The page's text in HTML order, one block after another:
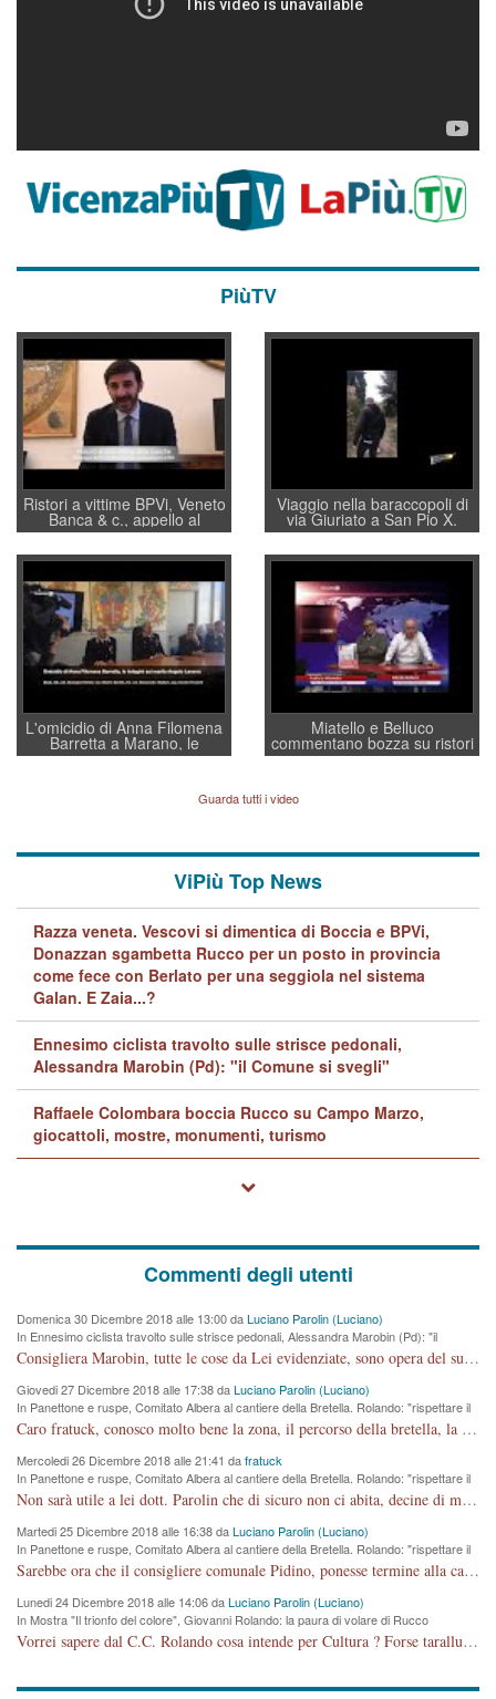
PiùTV
Ristori a vittime BPVi, Veneto
Banca & c., appello al
sottosegretario Alessio
Villarosa: per mettere ordine
convochi con Di Maio CNCU
a supporto della cabina di
regia al Mef
Viaggio nella baraccopoli di
via Giuriato a San Pio X.
Vicenza ai Vicentini: “faremo
un regalo di Natale ai
residenti”
L'omicidio di Anna Filomena
Barretta a Marano, le
indagini dei carabinieri di
quelle di... Barbara D'Urso
Miatello e Belluco
commentano bozza su ristori
BPVi e Veneto Banca
Guarda tutti i video
ViPiù Top News
Razza veneta. Vescovi si dimentica di Boccia e BPVi,
Donazzan sgambetta Rucco per un posto in provincia
come fece con Berlato per una seggiola nel sistema
Galan. E Zaia...?
Ennesimo ciclista travolto sulle strisce pedonali,
Alessandra Marobin (Pd): "il Comune si svegli"
Raffaele Colombara boccia Rucco su Campo Marzo,
giocattoli, mostre, monumenti, turismo
Commenti degli utenti
Domenica 30 Dicembre 2018 alle 13:00 daLuciano Parolin (Luciano)
In Ennesimo ciclista travolto sulle strisce pedonali, Alessandra Marobin (Pd): "il
Comune si svegli"
Consigliera Marobin, tutte le cose da Lei evidenziate, sono opera del suo ex Assessore e compagno di Partito Antonio Marco Dalla Pozza Assessore alla "progettazione" di piste ciclabili e altre porcherie. A lui manderei il conto da saldare per incidenti e danni alle persone. E' ora che "finiamola." Avete perso rassegnatevi. qui IL SINDACO RUCCO NON C'ENTRA PER NIENTE. CAPITO!!!!!!!! Amen.
Giovedi 27 Dicembre 2018 alle 17:38 daLuciano Parolin (Luciano)
In Panettone e ruspe, Comitato Albera al cantiere della Bretella. Rolando: "rispettare il
cronoprogramma"
Caro fratuck, conosco molto bene la zona, il percorso della bretella, la situazione dei cittadini, abito in Viale Trento. A partire dal 2003 ho partecipato al Comitato di Maddalene pro bretella, e a riunioni propositive per apportare modifiche al progetto. Numerose mie foto del territorio sono arrivate a Roma, altri miei interventi (non graditi dalla Sx) sono stati pubblicati dal GdV, assieme ad altri come Ciro Asproso, ora favorevole alla bretella. Ho partecipato alla raccolta firme per la chiusura della strada x 5 giorni eseguita dal Sindaco Hullwech per sforamento 180 Micro/g. Pertanto come impegno per la tematica sono apposto con la coscienza. Ora il Progetto è partito, fine! Voglio dire che la nuova Giunta "comunale" non c'entra più. L'opera sarà "malauguratamente" eseguita, ma non con il mio placet. Il Consigliere Comunale dovrebbe capire che la campagna elettorale è finita, con buona pace di tutti. Quello che invece dovrebbe interessare è la proprietà della strada, dall'uscita autostradale Ovest, sino alla Rotatoria dell'Albara, vi sono tre possessori: Autostrade SpA; La Provincia, il Comune. Come la mettiamo per il futuro ? I costi, da 50 sono saliti a 100 milioni di € come dire 20 milioni a KM (!) da non credere. Comunque si farà. Ma nessuno canti Vittoria, anzi meglio non farne un ulteriore fatto "partitico" per questioni elettorali o di seggio. Se mi manda la sua mail, sono disponibile ad inviare i documenti e le foto sopra descritte. Con ossequi, Luciano Parolin
Mercoledi 26 Dicembre 2018 alle 21:41 dafratuck
In Panettone e ruspe, Comitato Albera al cantiere della Bretella. Rolando: "rispettare il
cronoprogramma"
Non sarà utile a lei dott. Parolin che di sicuro non ci abita, decine di migliaia di TIR, automobili e padroncini che passano quotidianamente per una strada appena rotabile, non è più possibile stendere i panni, attraversare la strada senza rischiare la morte, le case stanno crepando, i tempi sono cambiati e la bretella non passerà assolutamente per maddalene (ma cosa sta a dire?!), dia invece responsabilità a chi ha costruito tagliando la strada che doveva invece terminare a isola vicentina e non al moracchino lasciando Motta di Costabissara ancora in panne di traffico. I tempi sono cambiati dottore e se l'anagrafe della vita stagna nell'essere umano impressioni conservatrici, la società non le considera perchè va avanti, si industrializza e ha bisogno di infrastrutture e di sviluppo. Ultima considerazione, se è geloso di Rolando perchè vede in lui solo campagne politiche mentre si difendono i SOLI diritti dei cittadini, la preghiamo faccia considerazioni più appropriate. Saluti e complimenti per i suoi scritti.
Martedi 25 Dicembre 2018 alle 16:38 daLuciano Parolin (Luciano)
In Panettone e ruspe, Comitato Albera al cantiere della Bretella. Rolando: "rispettare il
cronoprogramma"
Sarebbe ora che il consigliere comunale Pidino, ponesse termine alla campagna elettorale nel territorio del suo seggio Villaggio del Sole. La tiraca è iniziata, distruggerà 6 km di prateria ovest della città, ricca di fonti e sorgenti d'acqua. I cittadini di Maddalene non avranno più Pace la notte. Molta colpa per la costruzione di questa Strada è proprio del signor Rolando,dei suoi gazebo mobili e che vuol far passare questa opera VANDALICA come progetto "utile" a chi ? Non è cosa seria sig. Rolando!
Lunedi 24 Dicembre 2018 alle 14:06 daLuciano Parolin (Luciano)
In Mostra "Il trionfo del colore", Giovanni Rolando: la paura di volare di Rucco
Vorrei sapere dal C.C. Rolando cosa intende per Cultura ? Forse tarallucci, vino e sagre, o spaghetti tricolori del PD ? Il continuo (s)parlare della mostra a Palazzo Chiericati caro consigliere DANNEGGIA FORTEMENTE l'immagine della città TUTTA e fa deviare i consensi che in RUSSIA (badi bene ex U.R.S.S.) sono ECCELLENTI. A livello artistico l'evento è di alta Valenza culturale, COMPITO di Tutta la Cittadinanza fare il possibile per propagandare l'iniziativa senza farne UN CASO PARTITICO come fa Lei da sempre. Meno Gazebo + Partecipazione! E così sia. Amen.